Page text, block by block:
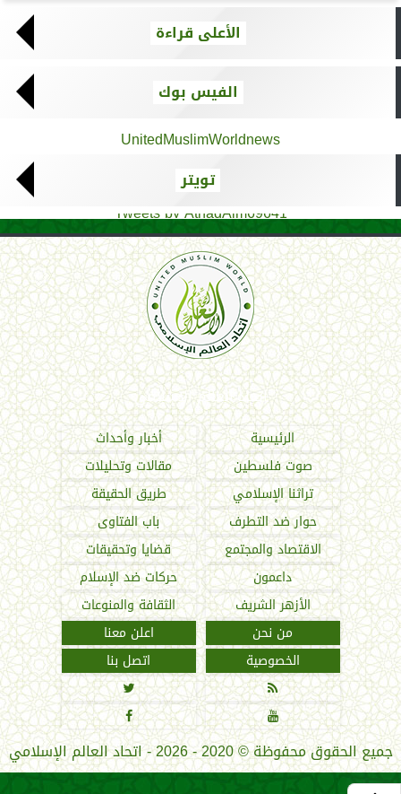
الأعلى قراءة
الفيس بوك
UnitedMuslimWorldnews
تويتر
Tweets by AthadAlm69641
اتحاد العالم الإسلامي
الرئيسية
أخبار وأحداث
صوت فلسطين
مقالات وتحليلات
تراثنا الإسلامي
طريق الحقيقة
حوار ضد التطرف
باب الفتاوى
الاقتصاد والمجتمع
قضايا وتحقيقات
داعمون
حركات ضد الإسلام
الأزهر الشريف
الثقافة والمنوعات
من نحن
اعلن معنا
الخصوصية
اتصل بنا




جميع الحقوق محفوظة©2020 - 2026 - اتحاد العالم الإسلامي